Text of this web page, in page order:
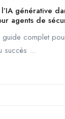
générative
agents de
guide complet
succès ...